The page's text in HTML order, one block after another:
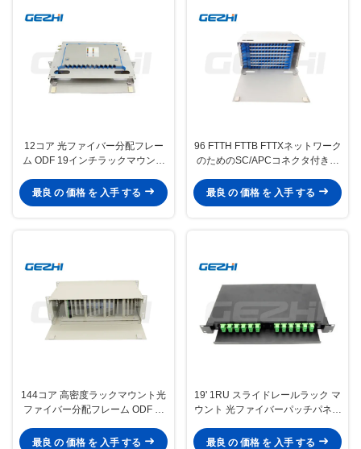
12コア 光ファイバー分配フレー
ム ODF 19インチラックマウント
コールドロールドスチール製
最良 の 価格 を 入手 する
96 FTTH FTTB FTTXネットワーク
のためのSC/APCコネクタ付きコ
最良 の 価格 を 入手 する
144コア 高密度ラックマウント光
ファイバー分配フレーム ODF フ
最良 の 価格 を 入手 する
19' 1RU スライドレールラック マ
ウント 光ファイバーパッチパネル
造
最良 の 価格 を 入手 する